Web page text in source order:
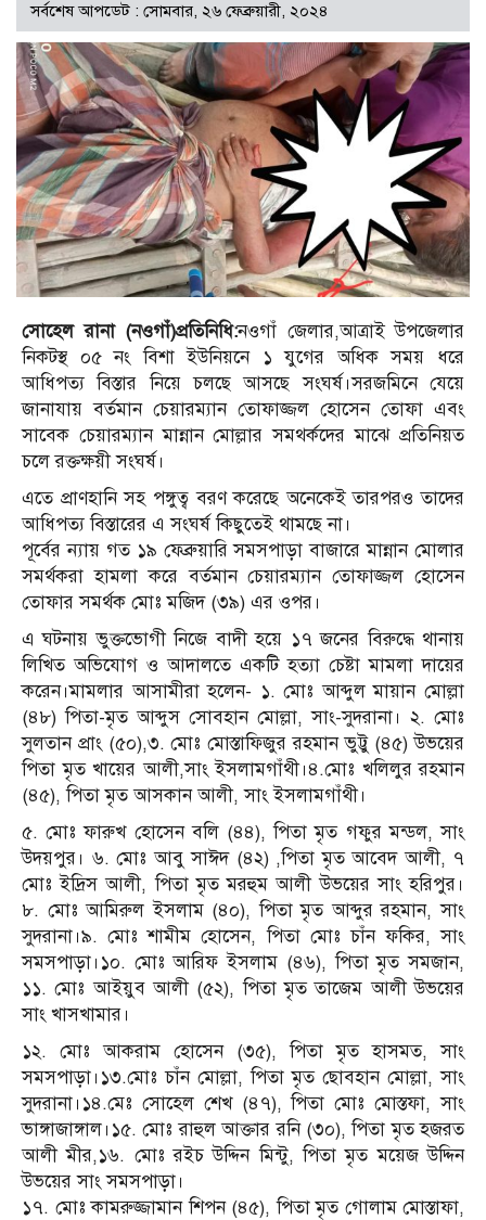
সর্বশেষ আপডেট : সোমবার, ২৬ ফেব্রুয়ারী, ২০২৪
সোহেল রানা (নওগাঁ)প্রতিনিধি:নওগাঁ জেলার,আত্রাই উপজেলার
নিকটস্থ ০৫ নং বিশা ইউনিয়নে ১ যুগের অধিক সময় ধরে
আধিপত্য বিস্তার নিয়ে চলছে আসছে সংঘর্ষ।সরজমিনে যেয়ে
জানাযায় বর্তমান চেয়ারম্যান তোফাজ্জল হোসেন তোফা এবং
সাবেক চেয়ারম্যান মান্নান মোল্লার সমথর্কদের মাঝে প্রতিনিয়ত
চলে রক্তক্ষয়ী সংঘর্ষ।
এতে প্রাণহানি সহ পঙ্গুত্ব বরণ করেছে অনেকেই তারপরও তাদের
আধিপত্য বিস্তারের এ সংঘর্ষ কিছুতেই থামছে না।
পূর্বের ন্যায় গত ১৯ ফেব্রুয়ারি সমসপাড়া বাজারে মান্নান মোলার
সমর্থকরা হামলা করে বর্তমান চেয়ারম্যান তোফাজ্জল হোসেন
তোফার সমর্থক মোঃ মজিদ (৩৯) এর ওপর।
এ ঘটনায় ভুক্তভোগী নিজে বাদী হয়ে ১৭ জনের বিরুদ্ধে থানায়
লিখিত অভিযোগ ও আদালতে একটি হত্যা চেষ্টা মামলা দায়ের
করেন।মামলার আসামীরা হলেন- ১. মোঃ আব্দুল মায়ান মোল্লা
(৪৮) পিতা-মৃত আব্দুস সোবহান মোল্লা, সাং-সুদরানা। ২. মোঃ
সুলতান প্রাং (৫০),৩. মোঃ মোস্তাফিজুর রহমান ভুট্টু (৪৫) উভয়ের
পিতা মৃত খায়ের আলী,সাং ইসলামগাঁথী।৪.মোঃ খলিলুর রহমান
(৪৫), পিতা মৃত আসকান আলী, সাং ইসলামগাঁথী।
৫. মোঃ ফারুখ হোসেন বলি (৪৪), পিতা মৃত গফুর মন্ডল, সাং
উদয়পুর। ৬. মোঃ আবু সাঈদ (৪২) ,পিতা মৃত আবেদ আলী, ৭
মোঃ ইদ্রিস আলী, পিতা মৃত মরহুম আলী উভয়ের সাং হরিপুর।
৮. মোঃ আমিরুল ইসলাম (৪০), পিতা মৃত আব্দুর রহমান, সাং
সুদরানা।৯. মোঃ শামীম হোসেন, পিতা মোঃ চাঁন ফকির, সাং
সমসপাড়া।১০. মোঃ আরিফ ইসলাম (৪৬), পিতা মৃত সমজান,
১১. মোঃ আইয়ুব আলী (৫২), পিতা মৃত তাজেম আলী উভয়ের
সাং খাসখামার।
১২. মোঃ আকরাম হোসেন (৩৫), পিতা মৃত হাসমত, সাং
সমসপাড়া।১৩.মোঃ চাঁন মোল্লা, পিতা মৃত ছোবহান মোল্লা, সাং
সুদরানা।১৪.মেঃ সোহেল শেখ (৪৭), পিতা মোঃ মোস্তফা, সাং
ভাঙ্গাজাঙ্গাল।১৫. মোঃ রাহুল আক্তার রনি (৩০), পিতা মৃত হজরত
আলী মীর,১৬. মোঃ রইচ উদ্দিন মিন্টু, পিতা মৃত ময়েজ উদ্দিন
উভয়ের সাং সমসপাড়া।
১৭. মোঃ কামরুজ্জামান শিপন (৪৫), পিতা মৃত গোলাম মোস্তাফা,